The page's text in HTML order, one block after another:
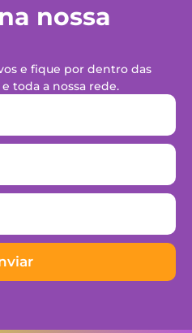
nossa
e fique por dentro das
toda a nossa rede.